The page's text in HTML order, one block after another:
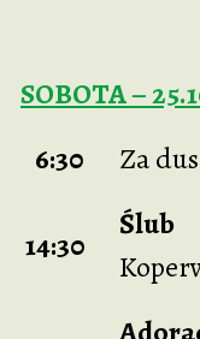
SOBOTA –
6:30
Za
14:30